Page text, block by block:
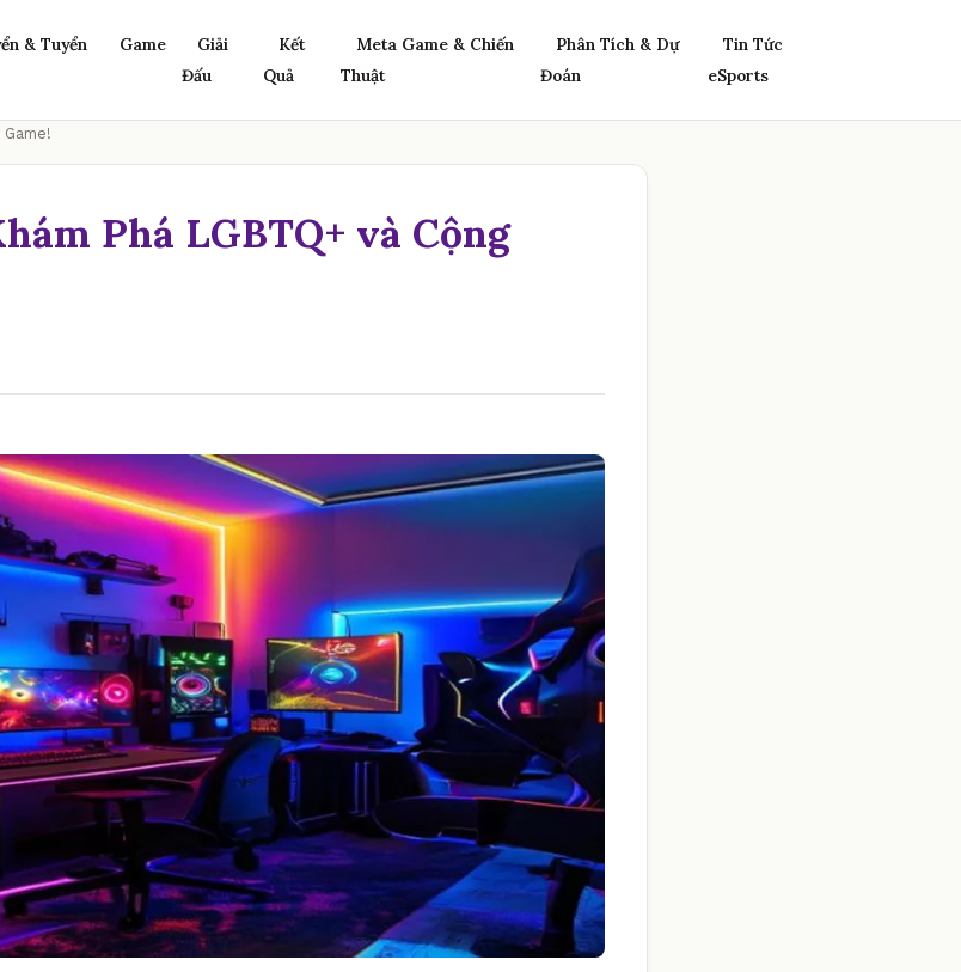
& Tuyển
Game
Giải
Đấu
Kết
Quả
Meta Game & Chiến
Thuật
Phân Tích & Dự
Đoán
Tin Tức
eSports
Phá LGBTQ+ và Cộng